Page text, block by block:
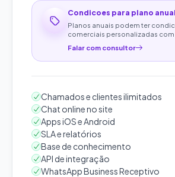
Condicoes para plano anual
Planos anuais podem ter
comerciais personalizadas com
Falar com consultor
Chamados e clientes ilimitados
Chat online no site
Apps iOS e Android
SLA e relatórios
Base de conhecimento
API de integração
WhatsApp Business Receptivo